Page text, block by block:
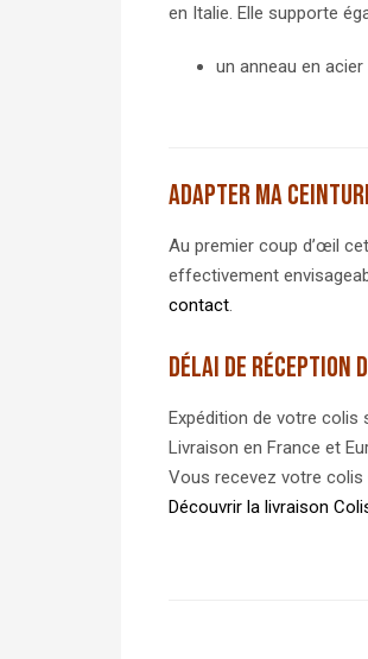
en Italie. Elle supporte
un anneau en
Adapter ma
Au premier coup d’œil
effectivement
contact.
Délai de
Expédition de votre
Livraison en France et
Vous recevez votre
Découvrir la livraison